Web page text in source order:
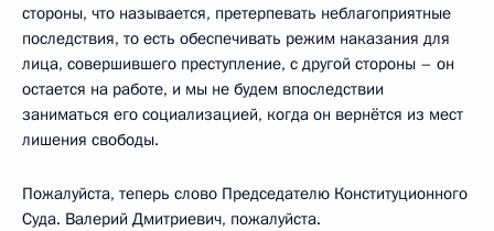
стороны, что называется, претерпевать неблагоприятные
последствия, то есть обеспечивать режим наказания для
лица, совершившего преступление, с другой стороны – он
остается на работе, и мы не будем впоследствии
заниматься его социализацией, когда он вернётся из мест
лишения свободы.
Пожалуйста, теперь слово Председателю Конституционного
Суда. Валерий Дмитриевич, пожалуйста.